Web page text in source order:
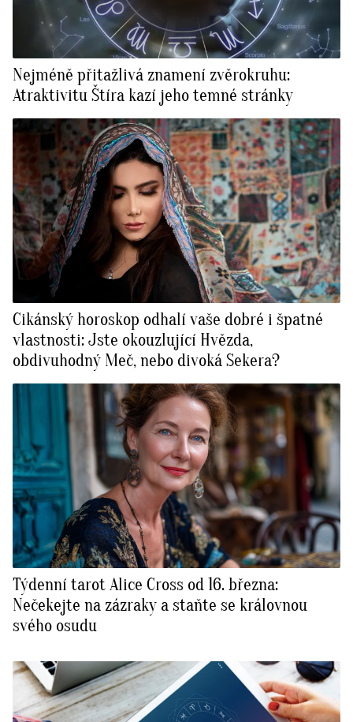
Nejméně přitažlivá znamení zvěrokruhu:
Atraktivitu Štíra kazí jeho temné stránky
Cikánský horoskop odhalí vaše dobré i špatné
vlastnosti: Jste okouzlující Hvězda,
obdivuhodný Meč, nebo divoká Sekera?
Týdenní tarot Alice Cross od 16. března:
Nečekejte na zázraky a staňte se královnou
svého osudu